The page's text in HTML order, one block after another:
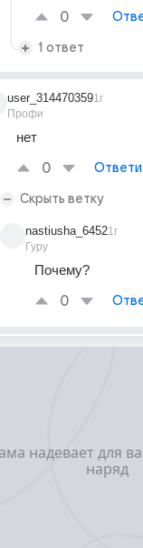
0
1 ответ
user_314470359
Профи
1г
нет
0
Скрыть ветку
nastiusha_6452
Гуру
1г
Почему?
0